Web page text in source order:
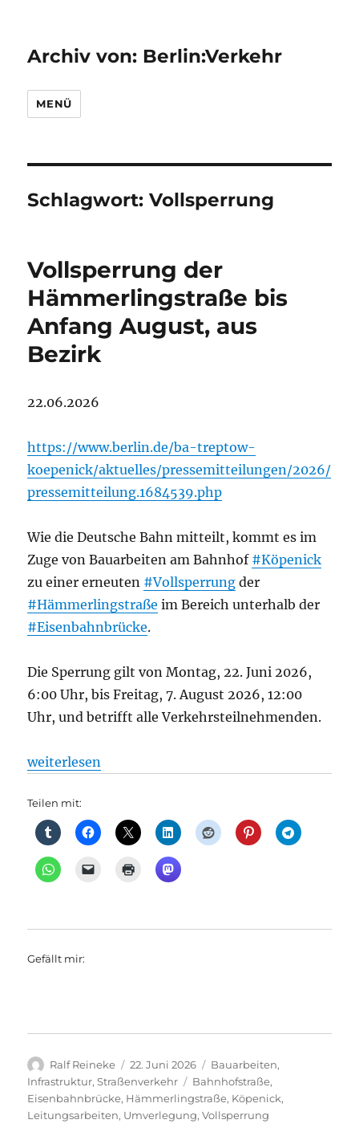
Archiv von: Berlin:Verkehr
MENÜ
Schlagwort:Vollsperrung
Vollsperrung der
Hämmerlingstraße bis
Anfang August, aus
Bezirk
22.06.2026
https://www.berlin.de/ba-treptow-
koepenick/aktuelles/pressemitteilungen/2026/
pressemitteilung.1684539.php
Wie die Deutsche Bahn mitteilt, kommt es im
Zuge von Bauarbeiten am Bahnhof #Köpenick
zu einer erneuten #Vollsperrung der
#Hämmerlingstraße im Bereich unterhalb der
#Eisenbahnbrücke.
Die Sperrung gilt von Montag, 22. Juni 2026,
6:00 Uhr, bis Freitag, 7. August 2026, 12:00
Uhr, und betrifft alle Verkehrsteilnehmenden.
„Vollsperrung der Hämmerlingstraße bis Anfang
weiterlesen
Teilen mit:
Gefällt mir:
Autor
Ralf Reineke
Veröffentlicht
am
22. Juni 2026 Kategorien
Bauarbeiten,
Infrastruktur,Straßenverkehr Schlagwörter
Bahnhofstraße,
Eisenbahnbrücke, Hämmerlingstraße, Köpenick,
Leitungsarbeiten, Umverlegung,Vollsperrung